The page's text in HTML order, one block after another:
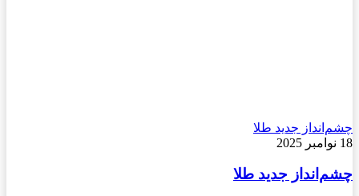
چشم‌انداز جدید طلا
18 نوامبر 2025
چشم‌انداز جدید طلا